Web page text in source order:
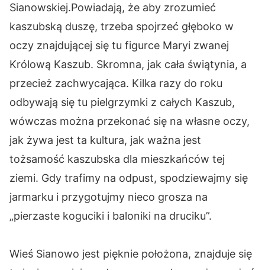
Sianowskiej.Powiadają, że aby zrozumieć
kaszubską duszę, trzeba spojrzeć głęboko w
oczy znajdującej się tu figurce Maryi zwanej
Królową Kaszub. Skromna, jak cała świątynia, a
przecież zachwycająca. Kilka razy do roku
odbywają się tu pielgrzymki z całych Kaszub,
wówczas można przekonać się na własne oczy,
jak żywa jest ta kultura, jak ważna jest
tożsamość kaszubska dla mieszkańców tej
ziemi. Gdy trafimy na odpust, spodziewajmy się
jarmarku i przygotujmy nieco grosza na
„pierzaste koguciki i baloniki na druciku”.
Wieś Sianowo jest pięknie położona, znajduje się